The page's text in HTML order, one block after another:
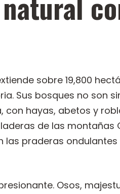
sobre 19,800
Sus bosques no son
con hayas, abetos y
de las montañas
las praderas
Osos,